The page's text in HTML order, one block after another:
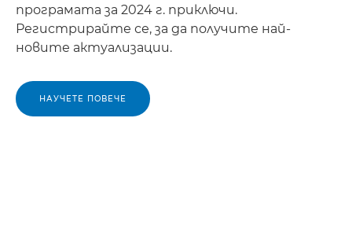
програмата за 2024 г. приключи.
Регистрирайте се, за да получите най-
новите актуализации.
НАУЧЕТЕ ПОВЕЧЕ